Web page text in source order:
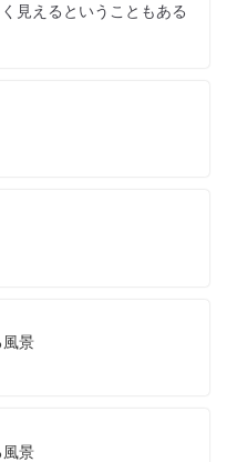
見えるということもある
風景
風景